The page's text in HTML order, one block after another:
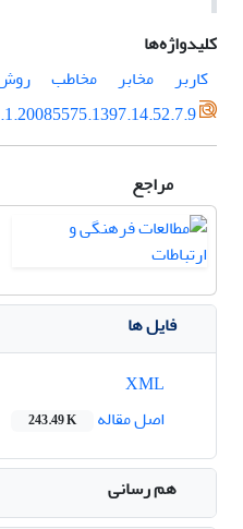
کلیدواژه‌ها
کاربر
مخابر مخاطب
مراجع
فایل ها
اصل مقاله
243.49 K
هم رسانی